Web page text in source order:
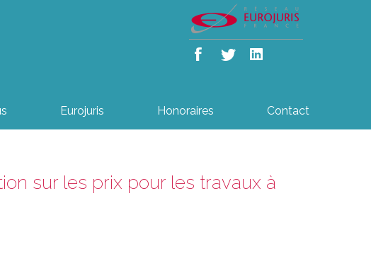
Eurojuris Honoraires Contact
sur les prix pour les travaux à